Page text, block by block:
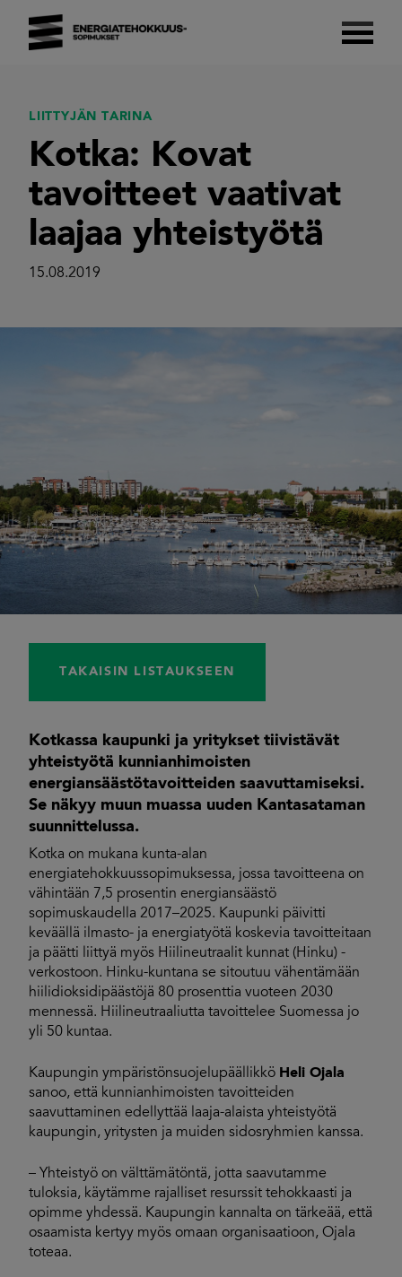
content
LIITTYJÄN TARINA
Kotka: Kovat
tavoitteet vaativat
laajaa yhteistyötä
15.08.2019
TAKAISIN LISTAUKSEEN
Kotkassa kaupunki ja yritykset tiivistävät
yhteistyötä kunnianhimoisten
energiansäästötavoitteiden saavuttamiseksi.
Se näkyy muun muassa uuden Kantasataman
suunnittelussa.
Kotka on mukana kunta-alan
energiatehokkuussopimuksessa, jossa tavoitteena on
vähintään 7,5 prosentin energiansäästö
sopimuskaudella 2017–2025. Kaupunki päivitti
keväällä ilmasto- ja energiatyötä koskevia tavoitteitaan
ja päätti liittyä myös Hiilineutraalit kunnat (Hinku) -
verkostoon. Hinku-kuntana se sitoutuu vähentämään
hiilidioksidipäästöjä 80 prosenttia vuoteen 2030
mennessä. Hiilineutraaliutta tavoittelee Suomessa jo
yli 50 kuntaa.
Kaupungin ympäristönsuojelupäällikkö Heli Ojala
sanoo, että kunnianhimoisten tavoitteiden
saavuttaminen edellyttää laaja-alaista yhteistyötä
kaupungin, yritysten ja muiden sidosryhmien kanssa.
– Yhteistyö on välttämätöntä, jotta saavutamme
tuloksia, käytämme rajalliset resurssit tehokkaasti ja
opimme yhdessä. Kaupungin kannalta on tärkeää, että
osaamista kertyy myös omaan organisaatioon, Ojala
toteaa.